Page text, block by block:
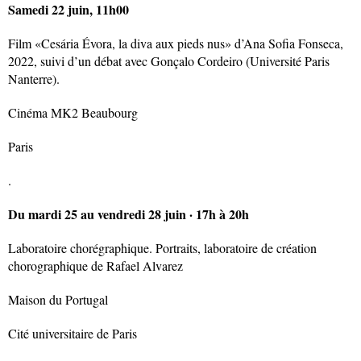
Samedi 22 juin, 11h00
Film «Cesária Évora, la diva aux pieds nus» d’Ana Sofia Fonseca,
2022, suivi d’un débat avec Gonçalo Cordeiro (Université Paris
Nanterre).
Cinéma MK2 Beaubourg
Paris
.
Du mardi 25 au vendredi 28 juin · 17h à 20h
Laboratoire chorégraphique. Portraits, laboratoire de création
chorographique de Rafael Alvarez
Maison du Portugal
Cité universitaire de Paris